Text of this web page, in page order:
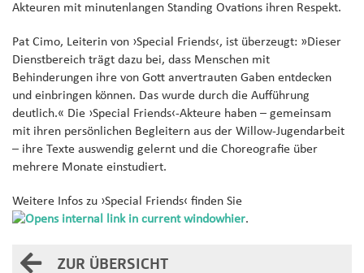
ZUR ÜBERSICHT
Akteuren mit minutenlangen Standing Ovations ihren Respekt.
Pat Cimo, Leiterin von ›Special Friends‹, ist überzeugt: »Dieser
Dienstbereich trägt dazu bei, dass Menschen mit
Behinderungen ihre von Gott anvertrauten Gaben entdecken
und einbringen können. Das wurde durch die Aufführung
deutlich.« Die ›Special Friends‹-Akteure haben – gemeinsam
mit ihren persönlichen Begleitern aus der Willow-Jugendarbeit
– ihre Texte auswendig gelernt und die Choreografie über
mehrere Monate einstudiert.
Weitere Infos zu ›Special Friends‹ finden Sie
hier.